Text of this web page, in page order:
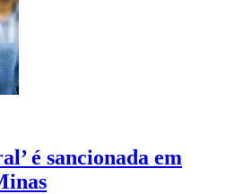
é sancionada em